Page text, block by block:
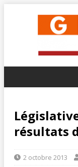
résultats
2 octobre 2013